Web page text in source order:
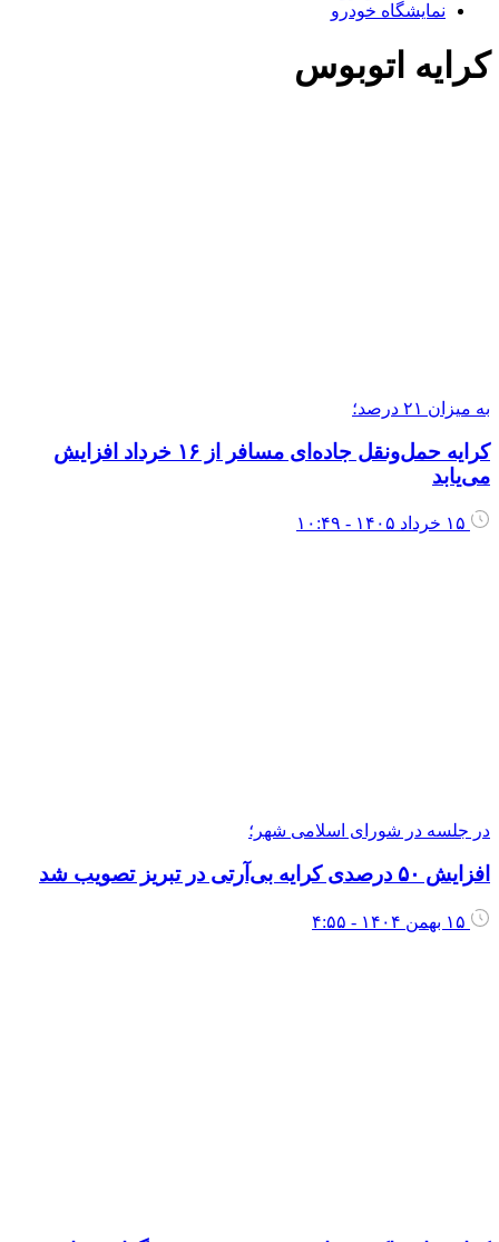
نمایشگاه خودرو
اتوبوس
میزان ۲۱ درصد؛
کرایه حمل‌ونقل جاده‌ای مسافر از ۱۶ خرداد افزایش
۱۵ خرداد ۱۴۰۵ - ۱۰:۴۹
جلسه در شورای اسلامی شهر؛
۵۰ درصدی کرایه بی‌آرتی در تبریز تصویب شد
۱۵ بهمن ۱۴۰۴ - ۴:۵۵